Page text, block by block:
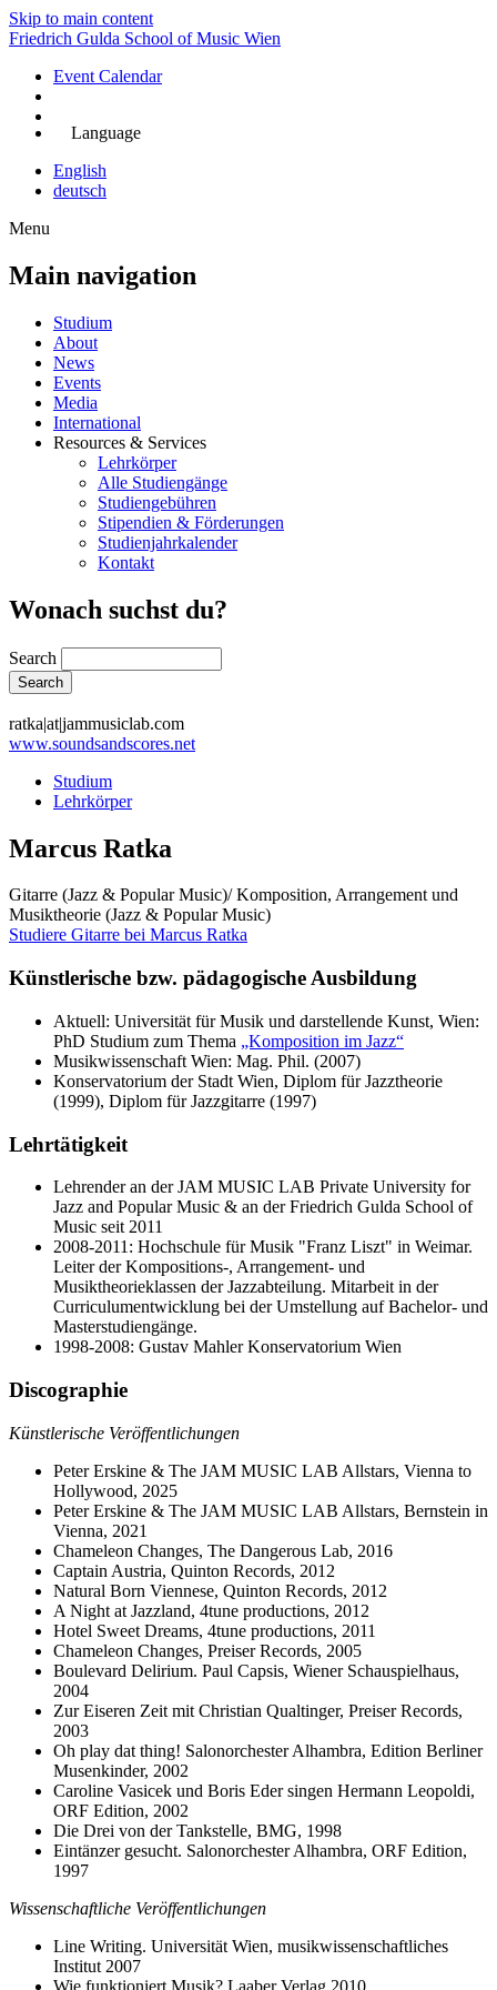
Skip to main content
Friedrich Gulda School of Music Wien
Event Calendar
Language
English
deutsch
Menu
Main navigation
Studium
About
News
Events
Media
International
Resources & Services
Lehrkörper
Alle Studiengänge
Studiengebühren
Stipendien & Förderungen
Studienjahrkalender
Kontakt
Wonach suchst du?
Search
ratka|at|jammusiclab.com
www.soundsandscores.net
Studium
Lehrkörper
Marcus Ratka
Gitarre (Jazz & Popular Music)/ Komposition, Arrangement und
Musiktheorie (Jazz & Popular Music)
Studiere Gitarre bei Marcus Ratka
Künstlerische bzw. pädagogische Ausbildung
Aktuell: Universität für Musik und darstellende Kunst, Wien:
PhD Studium zum Thema „Komposition im Jazz“
Musikwissenschaft Wien: Mag. Phil. (2007)
Konservatorium der Stadt Wien, Diplom für Jazztheorie
(1999), Diplom für Jazzgitarre (1997)
Lehrtätigkeit
Lehrender an der JAM MUSIC LAB Private University for
Jazz and Popular Music & an der Friedrich Gulda School of
Music seit 2011
2008-2011: Hochschule für Musik "Franz Liszt" in Weimar.
Leiter der Kompositions-, Arrangement- und
Musiktheorieklassen der Jazzabteilung. Mitarbeit in der
Curriculumentwicklung bei der Umstellung auf Bachelor- und
Masterstudiengänge.
1998-2008: Gustav Mahler Konservatorium Wien
Discographie
Künstlerische Veröffentlichungen
Peter Erskine & The JAM MUSIC LAB Allstars, Vienna to
Hollywood, 2025
Peter Erskine & The JAM MUSIC LAB Allstars, Bernstein in
Vienna, 2021
Chameleon Changes, The Dangerous Lab, 2016
Captain Austria, Quinton Records, 2012
Natural Born Viennese, Quinton Records, 2012
A Night at Jazzland, 4tune productions, 2012
Hotel Sweet Dreams, 4tune productions, 2011
Chameleon Changes, Preiser Records, 2005
Boulevard Delirium. Paul Capsis, Wiener Schauspielhaus,
2004
Zur Eiseren Zeit mit Christian Qualtinger, Preiser Records,
2003
Oh play dat thing! Salonorchester Alhambra, Edition Berliner
Musenkinder, 2002
Caroline Vasicek und Boris Eder singen Hermann Leopoldi,
ORF Edition, 2002
Die Drei von der Tankstelle, BMG, 1998
Eintänzer gesucht. Salonorchester Alhambra, ORF Edition,
1997
Wissenschaftliche Veröffentlichungen
Line Writing. Universität Wien, musikwissenschaftliches
Institut 2007
Wie funktioniert Musik? Laaber Verlag 2010